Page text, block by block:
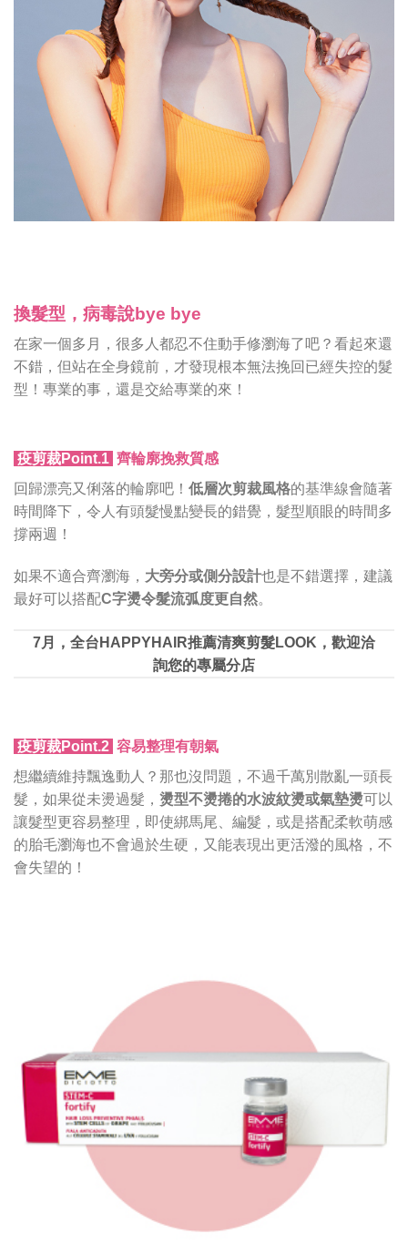
換髮型，病毒說bye bye
在家一個多月，很多人都忍不住動手修瀏海了吧？看起來還
不錯，但站在全身鏡前，才發現根本無法挽回已經失控的髮
型！專業的事，還是交給專業的來！
疫剪裁Point.1 齊輪廓挽救質感
回歸漂亮又俐落的輪廓吧！ 低層次剪裁風格的基準線會隨著
時間降下，令人有頭髮慢點變長的錯覺，髮型順眼的時間多
撐兩週！
如果不適合齊瀏海， 大旁分或側分設計也是不錯選擇，建議
最好可以搭配C字燙令髮流弧度更自然。
7月，全台HAPPYHAIR推薦清爽剪髮LOOK，歡迎洽
詢您的專屬分店
疫剪裁Point.2 容易整理有朝氣
想繼續維持飄逸動人？那也沒問題，不過千萬別散亂一頭長
髮，如果從未燙過髮， 燙型不燙捲的水波紋燙或氣墊燙可以
讓髮型更容易整理，即使綁馬尾、編髮，或是搭配柔軟萌感
的胎毛瀏海也不會過於生硬，又能表現出更活潑的風格，不
會失望的！